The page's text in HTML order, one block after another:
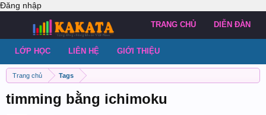
Đăng nhập
Trang chủ Tags
timming bằng ichimoku
TRANG CHỦ DIỄN ĐÀN
LỚP HỌC LIÊN HỆ GIỚI THIỆU